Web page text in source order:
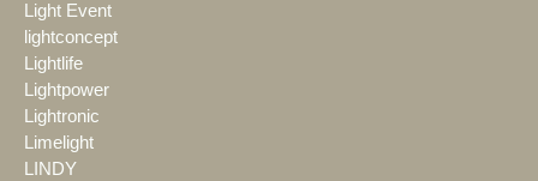
Light Event
lightconcept
Lightlife
Lightpower
Lightronic
Limelight
LINDY